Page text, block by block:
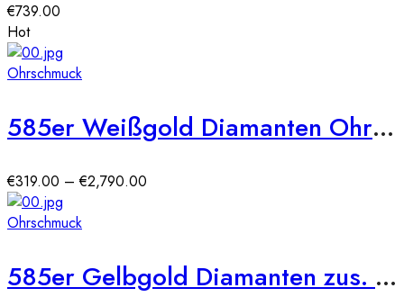
€739.00
Hot
Ohrschmuck
585er Weißgold Diamanten Ohrstecker 6er Krappe
€319.00 –€2,790.00
Ohrschmuck
585er Gelbgold Diamanten zus. 0,21ct. Ohrstecker